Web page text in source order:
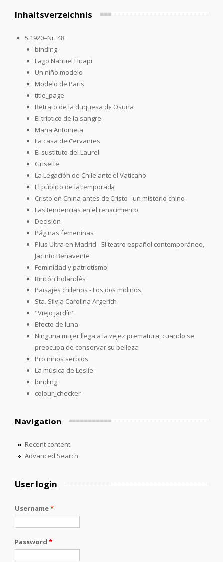
Inhaltsverzeichnis
5.1920=Nr. 48
binding
Lago Nahuel Huapi
Un niño modelo
Modelo de Paris
title_page
Retrato de la duquesa de Osuna
El tríptico de la sangre
Maria Antonieta
La casa de Cervantes
El sustituto del Laurel
Grisette
La Legación de Chile ante el Vaticano
El público de la temporada
Cristo en China antes de Cristo - un misterio chino
Las tendencias en el renacimiento
Decisión
Páginas femeninas
Plus Ultra en Madrid - El teatro español contemporáneo,
Jacinto Benavente
Feminidad y patriotismo
Rincón holandés
Paisajes chilenos - Los dos molinos
Sta. Silvia Carolina Argerich
"Viejo jardín"
Efecto de luna
Ninguna mujer llega a la vejez prematura, cuando se
preocupa de conservar su belleza
Pro niños serbios
La música de Leslie
binding
colour_checker
Navigation
Recent content
Advanced Search
User login
Username*
Password *